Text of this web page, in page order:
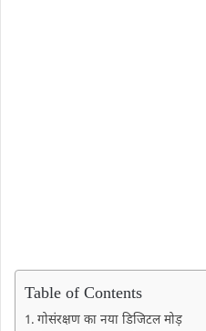
Table of Contents
गोसंरक्षण का नया डिजिटल मोड़